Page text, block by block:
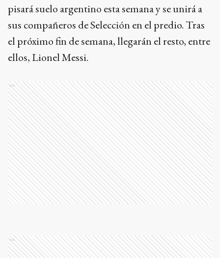
pisará suelo argentino esta semana y se unirá a
sus compañeros de Selección en el predio. Tras
el próximo fin de semana, llegarán el resto, entre
ellos, Lionel Messi.
Ads
Ads